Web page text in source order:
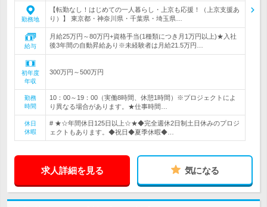
勤務地
【転勤なし！はじめての一人暮らし・上京も応援！（上京支援あ
り）】 東京都・神奈川県・千葉県・埼玉県…
給与
月給25万円～80万円+資格手当(1種類につき月1万円以上)★入社
後3年間の自動昇給あり※未経験者は月給21.5万円…
初年度
年収
300万円～500万円
勤務
時間
10：00～19：00（実働8時間、休憩1時間）※プロジェクトによ
り異なる場合があります。★仕事時間…
休日
休暇
# ★☆年間休日125日以上☆★◆完全週休2日制土日休みのプロジ
ェクトもあります。◆祝日◆夏季休暇◆…
求人詳細を見る 気になる